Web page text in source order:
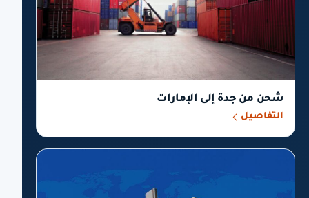
شحن من جدة إلى الإمارات
التفاصيل